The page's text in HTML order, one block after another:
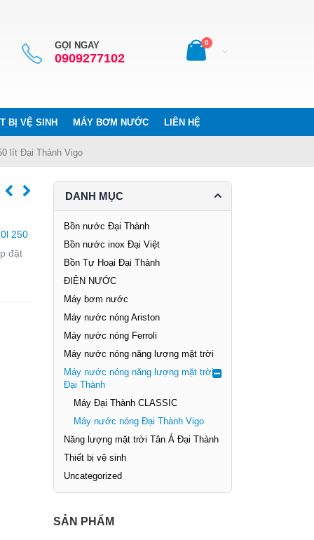
GỌI NGAY
0909277102
0
BỊ VỆ SINH MÁY BƠM NƯỚC LIÊN HỆ
lít Đại Thành Vigo
250
đặt
DANH MỤC
Bồn nước Đại Thành
Bồn nước inox Đại Việt
Bồn Tự Hoại Đại Thành
ĐIỆN NƯỚC
Máy bơm nước
Máy nước nóng Ariston
Máy nước nóng Ferroli
Máy nước nóng năng lượng mặt trời
Máy nước nóng năng lượng mặt trời
Đại Thành
Máy Đại Thành CLASSIC
Máy nước nóng Đại Thành Vigo
Năng lượng mặt trời Tân Á Đại Thành
Thiết bị vệ sinh
Uncategorized
SẢN PHẨM